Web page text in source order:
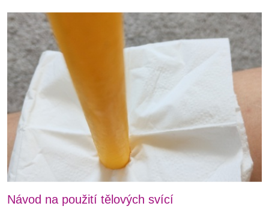
Návod na použití tělových svící